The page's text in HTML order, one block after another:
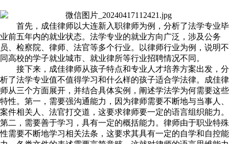
首先，成佳律师以大连新入职律师为例，分析了法学专业毕
业前五年内的就业状态。法学专业的就业方向广泛，涉及公务
员、检察院、律师、法官等多个行业。以律师行业为例，说明不
同高校的学子就业城市、就业律所等行业招聘情况不同。
接下来，成佳律师从孩子特点和专业人才培养方案出发，分
析了法学专业值不值得学习和什么样的孩子适合学法律。成佳律
师从三个方面展开，并结合具体实例，阐述学法学为何需要这些
特性。第一，需要强沟通能力，因为律师需要不断地与当事人、
案件相关人、法官打交道，这要求律师要一定的语言组织能力。
第二，需要善于学习，具有一定的概括能力。律师由于职业特殊
性需要不断地学习相关法条，这要求其具有一定的自学和自控能